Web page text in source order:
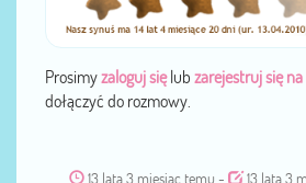
Prosimyzaloguj sięlub zarejestruj się
dołączyć do rozmowy.
13 lata 3 miesiąc temu - 13 lata 3